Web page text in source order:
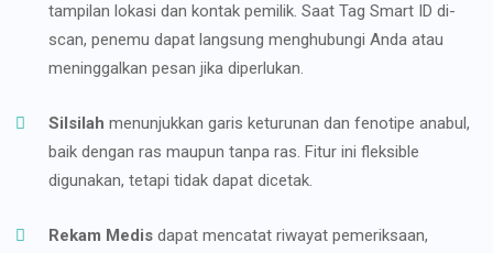
tampilan lokasi dan kontak pemilik. Saat Tag Smart ID di-
scan, penemu dapat langsung menghubungi Anda atau
meninggalkan pesan jika diperlukan.
Silsilah menunjukkan garis keturunan dan fenotipe anabul,
baik dengan ras maupun tanpa ras. Fitur ini fleksible
digunakan, tetapi tidak dapat dicetak.
Rekam Medis dapat mencatat riwayat pemeriksaan,